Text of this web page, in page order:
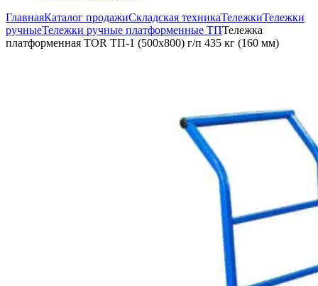
ГлавнаяКаталог продажиСкладская техникаТележкиТележки
ручныеТележки ручные платформенные ТПТележка
платформенная TOR ТП-1 (500х800) г/п 435 кг (160 мм)